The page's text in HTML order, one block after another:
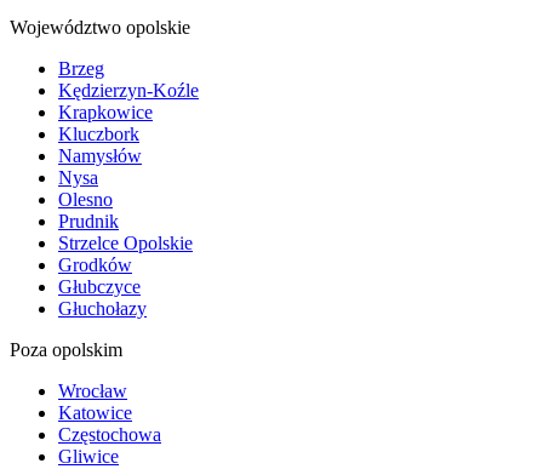
Województwo opolskie
Brzeg
Kędzierzyn-Koźle
Krapkowice
Kluczbork
Namysłów
Nysa
Olesno
Prudnik
Strzelce Opolskie
Grodków
Głubczyce
Głuchołazy
Poza opolskim
Wrocław
Katowice
Częstochowa
Gliwice